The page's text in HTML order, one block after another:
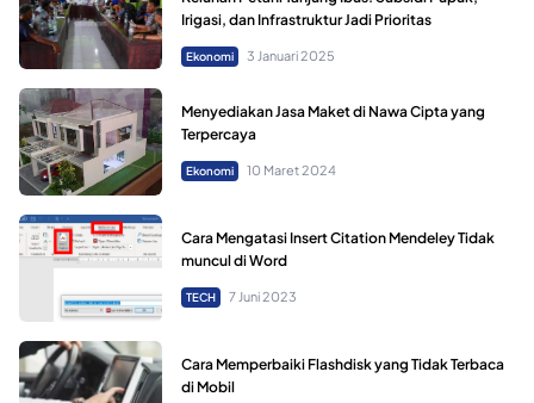
Irigasi, dan Infrastruktur Jadi Prioritas
Ekonomi 3 Januari 2025
Menyediakan Jasa Maket di Nawa Cipta yang
Terpercaya
Ekonomi 10 Maret 2024
Cara Mengatasi Insert Citation Mendeley Tidak
muncul di Word
TECH 7 Juni 2023
Cara Memperbaiki Flashdisk yang Tidak Terbaca
di Mobil